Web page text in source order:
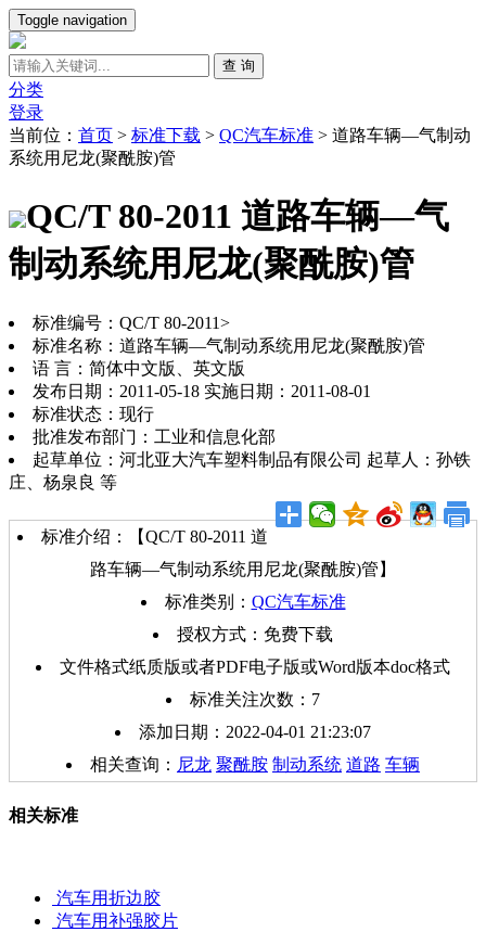
Toggle navigation
查 询
分类
登录
当前位： 首页 > 标准下载 > QC汽车标准 > 道路车辆—气制动
系统用尼龙(聚酰胺)管
QC/T 80-2011 道路车辆—气
制动系统用尼龙(聚酰胺)管
标准编号：QC/T 80-2011>
标准名称：道路车辆—气制动系统用尼龙(聚酰胺)管
语 言：简体中文版、英文版
发布日期：2011-05-18 实施日期：2011-08-01
标准状态：现行
批准发布部门：工业和信息化部
起草单位：河北亚大汽车塑料制品有限公司 起草人：孙铁
庄、杨泉良 等
标准介绍：【QC/T 80-2011 道
路车辆—气制动系统用尼龙(聚酰胺)管】
标准类别： QC汽车标准
授权方式：免费下载
文件格式纸质版或者PDF电子版或Word版本doc格式
标准关注次数： 7
添加日期：2022-04-01 21:23:07
相关查询： 尼龙 聚酰胺 制动系统 道路 车辆
相关标准
汽车用折边胶
汽车用补强胶片